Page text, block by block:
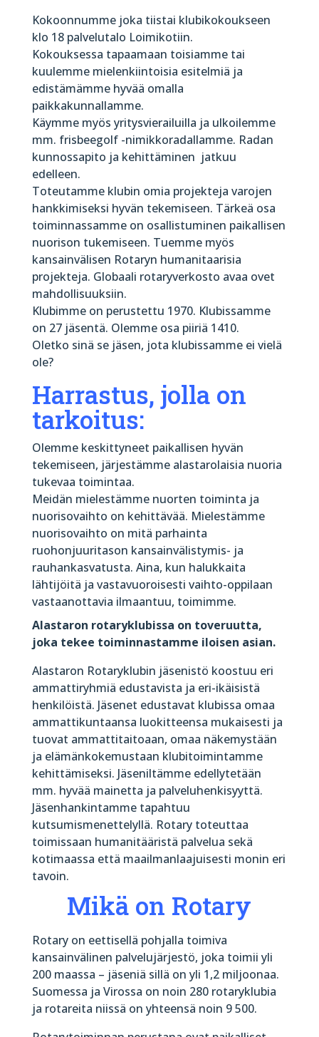
Kokoonnumme joka tiistai klubikokoukseen
klo 18 palvelutalo Loimikotiin.
Kokouksessa tapaamaan toisiamme tai
kuulemme mielenkiintoisia esitelmiä ja
edistämämme hyvää omalla
paikkakunnallamme.
Käymme myös yritysvierailuilla ja ulkoilemme
mm. frisbeegolf -nimikkoradallamme. Radan
kunnossapito ja kehittäminen jatkuu
edelleen.
Toteutamme klubin omia projekteja varojen
hankkimiseksi hyvän tekemiseen. Tärkeä osa
toiminnassamme on osallistuminen paikallisen
nuorison tukemiseen. Tuemme myös
kansainvälisen Rotaryn humanitaarisia
projekteja. Globaali rotaryverkosto avaa ovet
mahdollisuuksiin.
Klubimme on perustettu 1970. Klubissamme
on 27 jäsentä. Olemme osa piiriä 1410.
Oletko sinä se jäsen, jota klubissamme ei vielä
ole?
Harrastus, jolla on
tarkoitus:
Olemme keskittyneet paikallisen hyvän
tekemiseen, järjestämme alastarolaisia nuoria
tukevaa toimintaa.
Meidän mielestämme nuorten toiminta ja
nuorisovaihto on kehittävää. Mielestämme
nuorisovaihto on mitä parhainta
ruohonjuuritason kansainvälistymis- ja
rauhankasvatusta. Aina, kun halukkaita
lähtijöitä ja vastavuoroisesti vaihto-oppilaan
vastaanottavia ilmaantuu, toimimme.
Alastaron rotaryklubissa on toveruutta,
joka tekee toiminnastamme iloisen asian.
Alastaron Rotaryklubin jäsenistö koostuu eri
ammattiryhmiä edustavista ja eri-ikäisistä
henkilöistä. Jäsenet edustavat klubissa omaa
ammattikuntaansa luokitteensa mukaisesti ja
tuovat ammattitaitoaan, omaa näkemystään
ja elämänkokemustaan klubitoimintamme
kehittämiseksi. Jäseniltämme edellytetään
mm. hyvää mainetta ja palveluhenkisyyttä.
Jäsenhankintamme tapahtuu
kutsumismenettelyllä. Rotary toteuttaa
toimissaan humanitääristä palvelua sekä
kotimaassa että maailmanlaajuisesti monin eri
tavoin.
Mikä on Rotary
Rotary on eettisellä pohjalla toimiva
kansainvälinen palvelujärjestö, joka toimii yli
200 maassa – jäseniä sillä on yli 1,2 miljoonaa.
Suomessa ja Virossa on noin 280 rotaryklubia
ja rotareita niissä on yhteensä noin 9 500.